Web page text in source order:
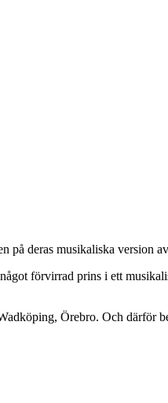
på deras musikaliska version
förvirrad prins i ett
Örebro. Och därför